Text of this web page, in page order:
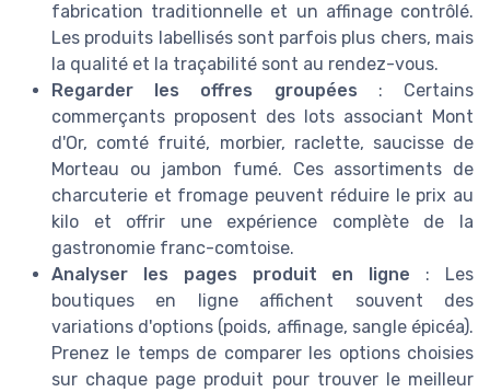
fabrication traditionnelle et un affinage contrôlé.
Les produits labellisés sont parfois plus chers, mais
la qualité et la traçabilité sont au rendez-vous.
Regarder les offres groupées : Certains
commerçants proposent des lots associant Mont
d'Or, comté fruité, morbier, raclette, saucisse de
Morteau ou jambon fumé. Ces assortiments de
charcuterie et fromage peuvent réduire le prix au
kilo et offrir une expérience complète de la
gastronomie franc-comtoise.
Analyser les pages produit en ligne : Les
boutiques en ligne affichent souvent des
variations d'options (poids, affinage, sangle épicéa).
Prenez le temps de comparer les options choisies
sur chaque page produit pour trouver le meilleur